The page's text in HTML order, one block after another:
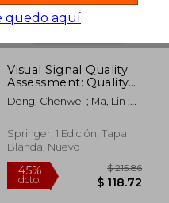
40%
dcto. $
Visual Signal Quality
Assessment: Quality
of Experience (Qoe)
(en Inglés)
Deng, Chenwei ; Ma, Lin ;
Springer, 1 Edición, Tapa
Blanda, Nuevo
quedo aquí